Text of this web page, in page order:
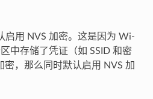
启用 NVS 加密。这是因为 Wi-
中存储了凭证（如 SSID 和密
，那么同时默认启用 NVS 加